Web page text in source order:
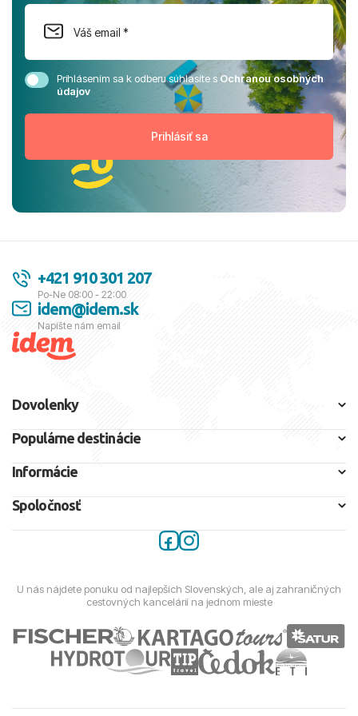
Prihlásením sa k odberu súhlasíte sOchranou osobných
údajov
+421 910 301 207
Po-Ne 08:00 - 22:00
idem@idem.sk
Napíšte nám email
Dovolenky
Populárne destinácie
Informácie
Spoločnosť
U nás nájdete ponuku od najlepších Slovenských, ale aj zahraničných
cestovných kancelárií na jednom mieste